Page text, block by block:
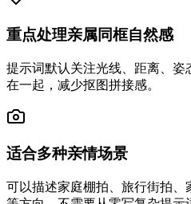
重点处理亲属同框自然感
提示词默认关注光线、距离、
在一起，减少抠图拼接感。
适合多种亲情场景
可以描述家庭棚拍、旅行街拍